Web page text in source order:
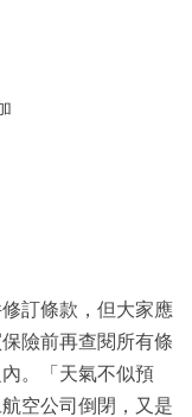
訂條款，但大家應
保險前再查閱所有條
。「天氣不似預
空公司倒閉，又是